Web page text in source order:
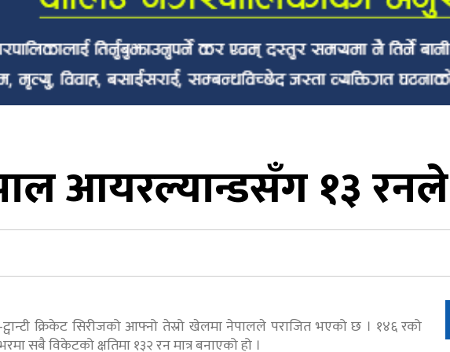
आयरल्यान्डसँग १३
क्रिकेट सिरीजको आफ्नो तेस्रो खेलमा नेपालले पराजित भएको छ । १४६ रको
सबै विकेटको क्षतिमा १३२ रन मात्र बनाएको हो ।